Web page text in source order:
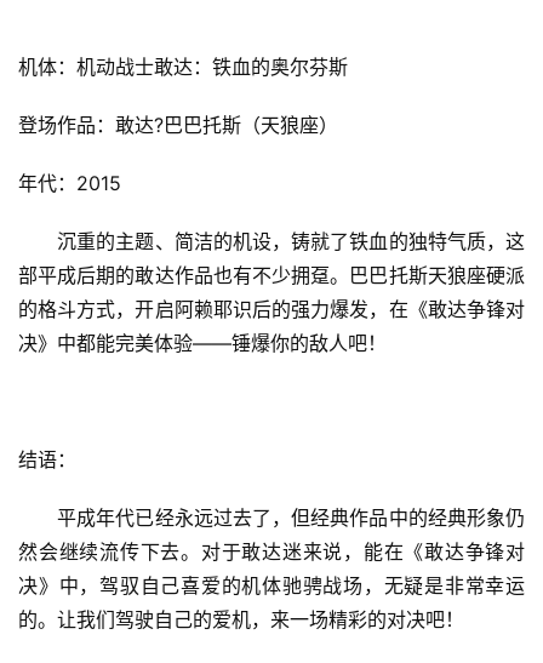
中
(
国
机体：机动战士敢达：铁血的奥尔芬斯
登场作品：敢达?巴巴托斯（天狼座）
年代：2015
沉重的主题、简洁的机设，铸就了铁血的独特气质，这
部平成后期的敢达作品也有不少拥趸。巴巴托斯天狼座硬派
的格斗方式，开启阿赖耶识后的强力爆发，在《敢达争锋对
决》中都能完美体验——锤爆你的敌人吧！
结语：
平成年代已经永远过去了，但经典作品中的经典形象仍
然会继续流传下去。对于敢达迷来说，能在《敢达争锋对
决》中，驾驭自己喜爱的机体驰骋战场，无疑是非常幸运
的。让我们驾驶自己的爱机，来一场精彩的对决吧！